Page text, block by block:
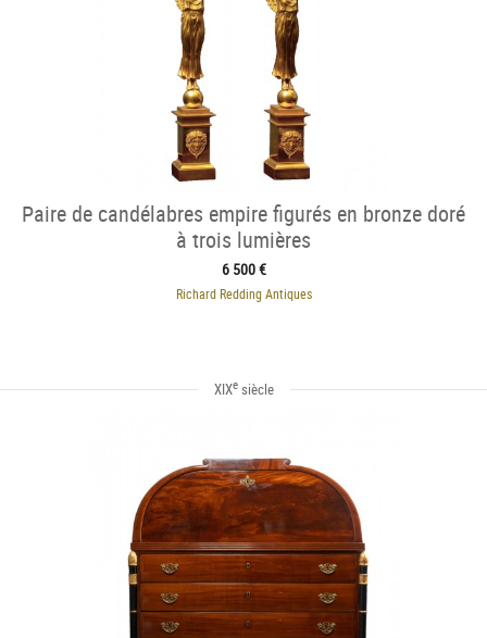
Paire de candélabres empire figurés en bronze doré
à trois lumières
6 500 €
Richard Redding Antiques
XIXesiècle